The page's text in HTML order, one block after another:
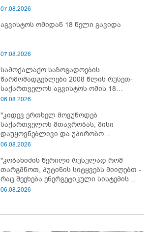
07.08.2026
აგვისტოს ომიდან 18 წელი გავიდა
07.08.2026
სამოქალაქო საზოგადოების
წარმომადგენლები 2008 წლის რუსეთ-
საქართველოს აგვისტოს ომის 18
წლისთავთან დაკავშირებით ერთობლივ
06.08.2026
"კიდევ ერთხელ მოვუწოდებ
საქართველოს მთავრობას, მისი
დაუყოვნებლივი და უპირობო
გათავისუფლებისკენ" - რას წერს ეუთო-ს
06.08.2026
"კობახიძის წერილი რუსულად რომ
თარგმნოთ, პუტინის სიტყვებს მიიღებთ -
რაც შეეხება ენერგეტიკული სისტემის
პრობლემას, ნამდვილად ვაპირებ
გია ჯაფარიძე
06.08.2026